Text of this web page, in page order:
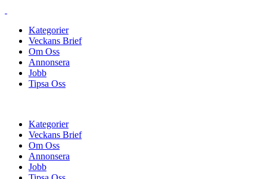
Kategorier
Veckans Brief
Om Oss
Annonsera
Jobb
Tipsa Oss
Kategorier
Veckans Brief
Om Oss
Annonsera
Jobb